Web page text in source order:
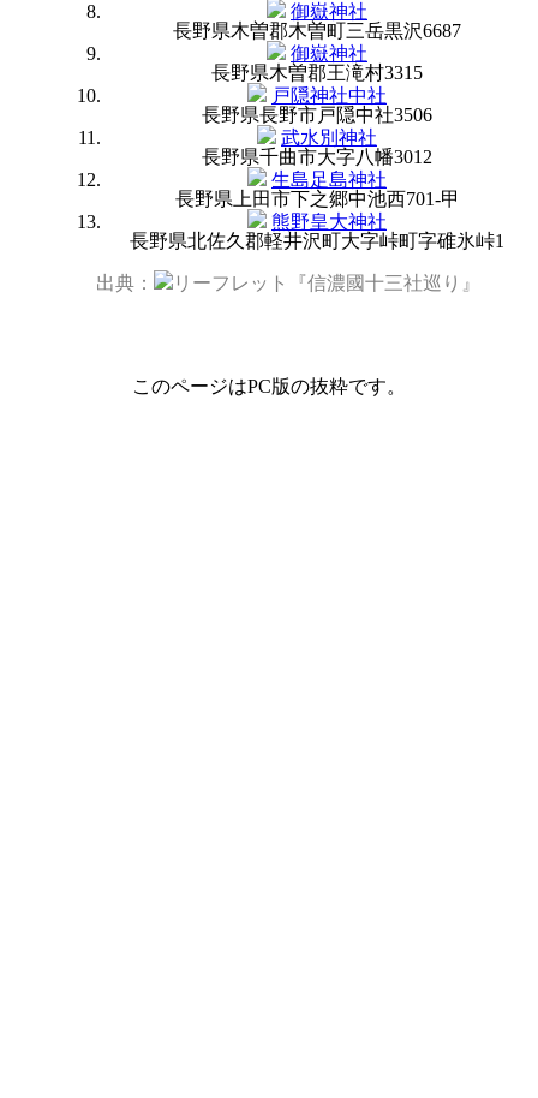
御嶽神社
長野県木曽郡木曽町三岳黒沢6687
御嶽神社
長野県木曽郡王滝村3315
戸隠神社中社
長野県長野市戸隠中社3506
武水別神社
長野県千曲市大字八幡3012
生島足島神社
長野県上田市下之郷中池西701-甲
熊野皇大神社
長野県北佐久郡軽井沢町大字峠町字碓氷峠1
出典： リーフレット『信濃國十三社巡り』
このページはPC版の抜粋です。